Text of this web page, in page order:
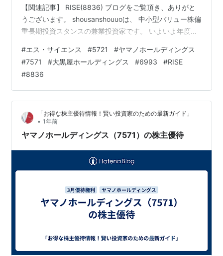
【関連記事】 RISE(8836) ブログをご覧頂き、ありがと
うございます。 shousanshouuoは、 中小型バリュー株偏
重長期投資スタンスの兼業投資家です。 いよいよ年度末
どうか、悩ましいところです。 今週も、何社かの株式取
引を行いました。 今回は 「今週の取引 ～エス・サイエ
ンス(5721)、ヤマノHD(7571)、大黒屋HD(6993)、
RISE(8836)～」 についての記事です。 ランキング参加
中株式投資…
#エス・サイエンス #5721 #ヤマノホールディングス
#7571 #大黒屋ホールディングス #6993 #RISE
#8836
「お得な株主優待情報！賢い投資家のための最新ガイド」
• 1年前
ヤマノホールディングス（7571）の株主優待